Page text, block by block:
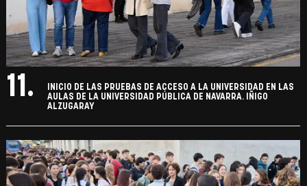
11.
INICIO DE LAS PRUEBAS DE ACCESO A LA UNIVERSIDAD EN LAS
AULAS DE LA UNIVERSIDAD PÚBLICA DE NAVARRA. IÑIGO
ALZUGARAY